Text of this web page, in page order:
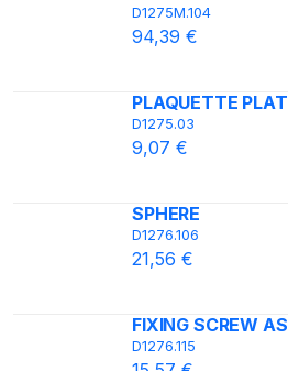
D1275M.104
94,39 €
PLAQUETTE
D1275.03
9,07 €
SPHERE
D1276.106
21,56 €
FIXING SCREW
D1276.115